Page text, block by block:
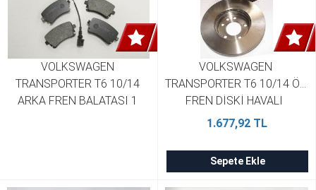
VOLKSWAGEN
TRANSPORTER T6 10/14
ARKA FREN BALATASI 1
VOLKSWAGEN
TRANSPORTER T6 10/14 ÖN
FREN DİSKİ HAVALI
308X29,3X76,15X55,2X5 1
Adet)
1.677,92 TL
Sepete Ekle